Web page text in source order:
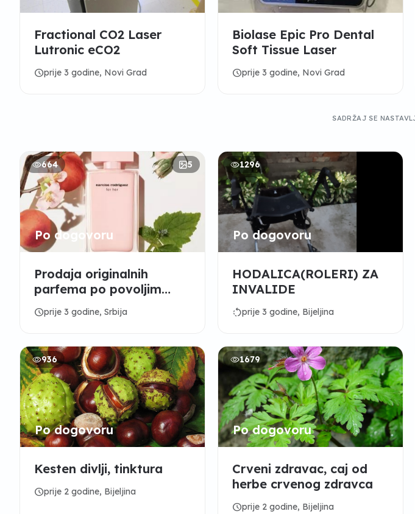
Fractional CO2 Laser
Lutronic eCO2
scheduleprije 3 godine, Novi Grad
Biolase Epic Pro Dental
Soft Tissue Laser
scheduleprije 3 godine, Novi Grad
SADRŽAJ SE
664 5
Po dogovoru
Prodaja originalnih
parfema po povoljim
cenama sa deklaracijom i
fiskalnim račun
scheduleprije 3 godine, Srbija
1296
Po dogovoru
HODALICA(ROLERI) ZA
INVALIDE
rotate_leftprije 3 godine, Bijeljina
936
Po dogovoru
Kesten divlji, tinktura
scheduleprije 2 godine, Bijeljina
1679
Po dogovoru
Crveni zdravac, caj od
herbe crvenog zdravca
scheduleprije 2 godine, Bijeljina